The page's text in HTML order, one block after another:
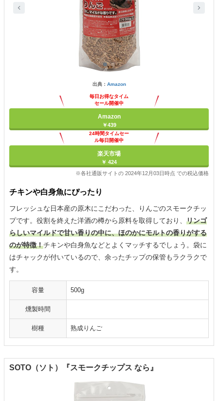
出典： Amazon
毎日お得なタイム
セール開催中
Amazon
￥439
24時間タイムセー
ル毎日開催中
楽天市場
￥ 424
※各社通販サイトの 2024年12月03日時点 での税込価格
チキンや白身魚にぴったり
フレッシュな日本産の原木にこだわった、りんごのスモークチッ
プです。役割を終えた洋酒の樽から原料を取得しており、 リンゴ
らしいマイルドで甘い香りの中に、ほのかにモルトの香りがする
のが特徴！チキンや白身魚などとよくマッチするでしょう。袋に
はチャックが付いているので、余ったチップの保管もラクラクで
す。
容量 500g
燻製時間
樹種 ‎熟成りんご
SOTO（ソト）『スモークチップス なら』